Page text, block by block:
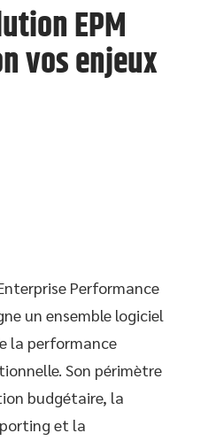
EPM
vos enjeux
Performance
un ensemble logiciel
la performance
Son périmètre
budgétaire, la
et la